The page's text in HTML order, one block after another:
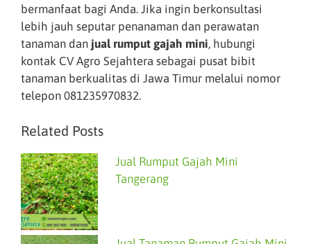
bermanfaat bagi Anda. Jika ingin berkonsultasi
lebih jauh seputar penanaman dan perawatan
tanaman dan jual rumput gajah mini, hubungi
kontak CV Agro Sejahtera sebagai pusat bibit
tanaman berkualitas di Jawa Timur melalui nomor
telepon 081235970832.
Related Posts
Jual Rumput Gajah Mini
Tangerang